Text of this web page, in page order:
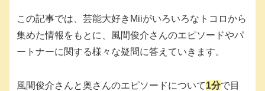
この記事では、芸能大好きMiiがいろいろなトコロから
集めた情報をもとに、風間俊介さんのエピソードやパ
ートナーに関する様々な疑問に答えていきます。
風間俊介さんと奥さんのエピソードについて1分で目